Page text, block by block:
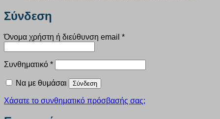
Σύνδεση
Όνομα χρήστη ή διεύθυνση email *Απαιτείται
Συνθηματικό *Απαιτείται
Να με θυμάσαι Σύνδεση
Χάσατε το συνθηματικό πρόσβασής σας;